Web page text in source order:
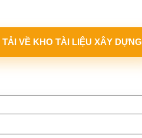
VỀ KHO TÀI LIỆU XÂY DỰNG